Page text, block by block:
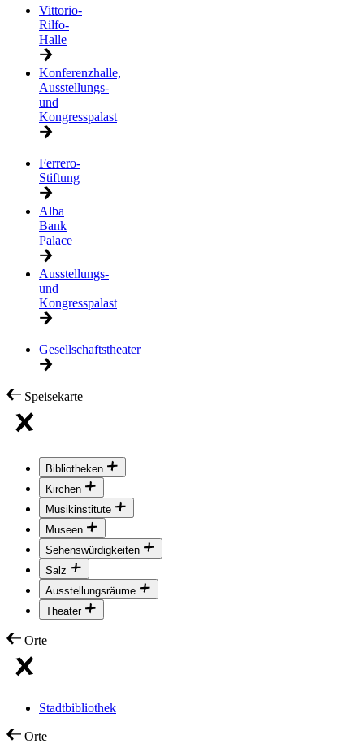
Vittorio-
Rilfo-
Halle
Konferenzhalle,
Ausstellungs-
und
Kongresspalast
Ferrero-
Stiftung
Alba
Bank
Palace
Ausstellungs-
und
Kongresspalast
Gesellschaftstheater
Speisekarte
Bibliotheken
Kirchen
Musikinstitute
Museen
Sehenswürdigkeiten
Salz
Ausstellungsräume
Theater
Orte
Stadtbibliothek
Orte